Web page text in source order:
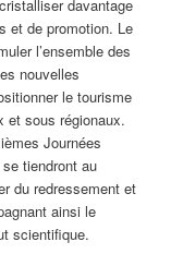
davantage
et de promotion. Le
l’ensemble des
nouvelles
le tourisme
et sous régionaux.
Journées
se tiendront au
du redressement et
ainsi le
scientifique.